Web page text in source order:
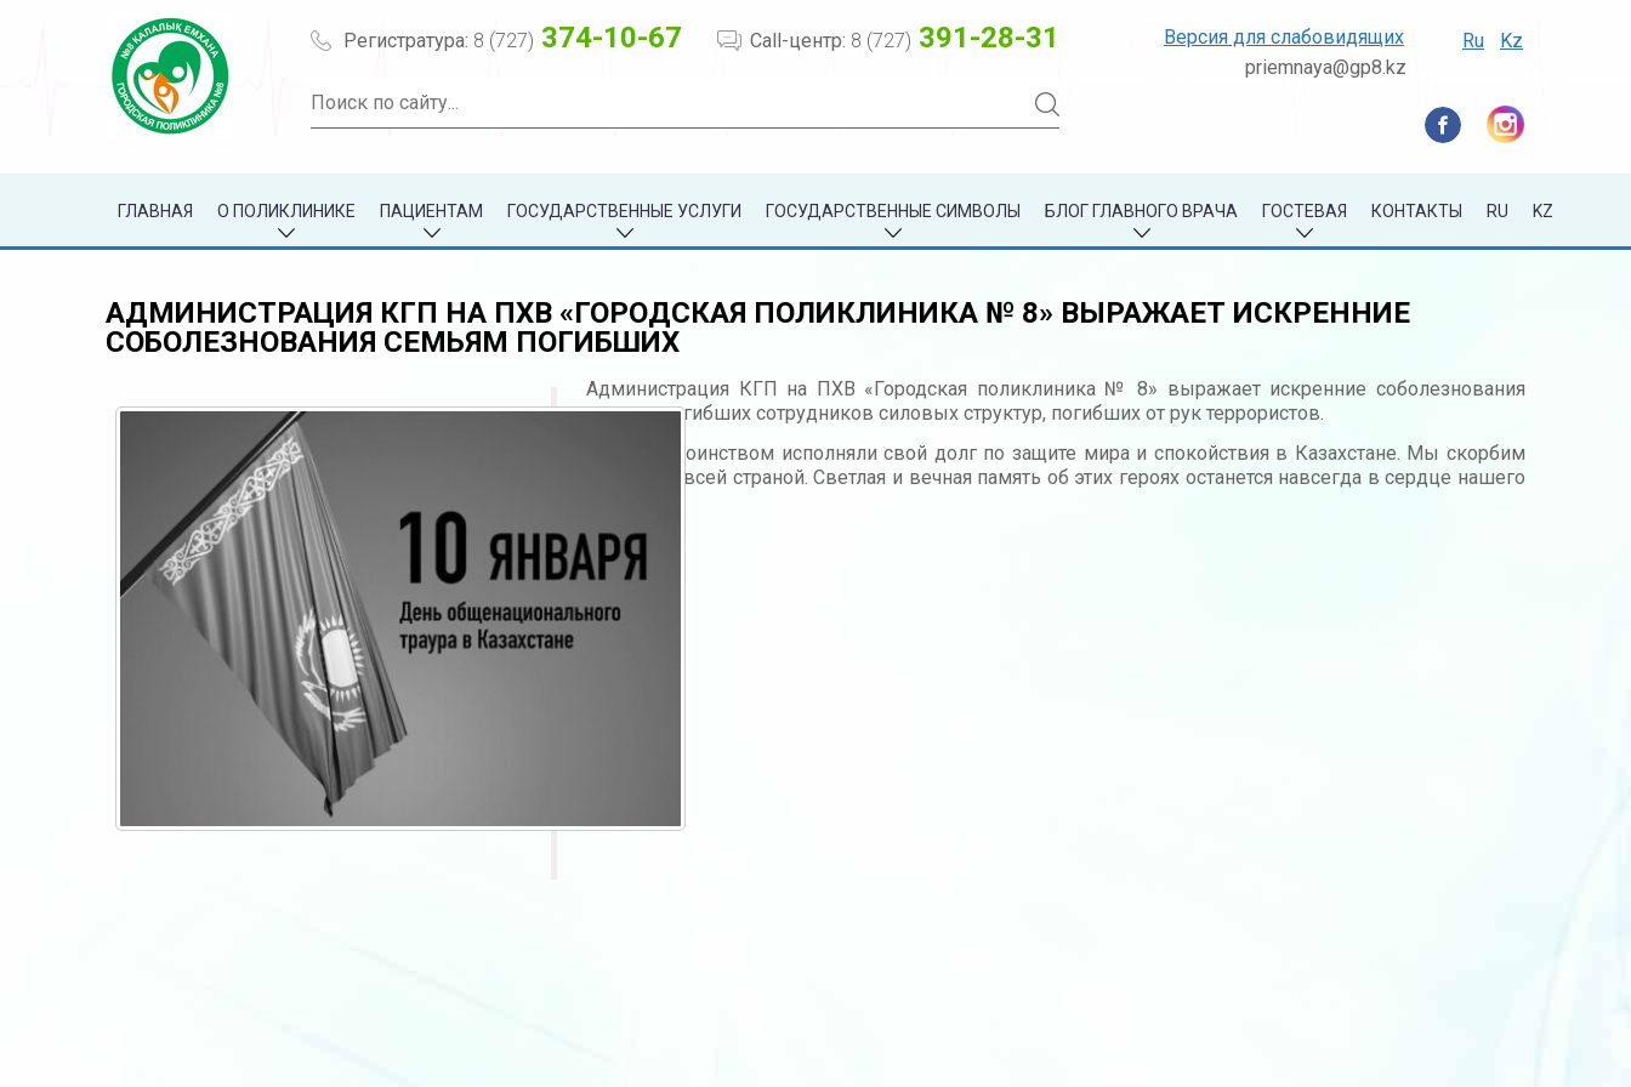
Регистратура: 8 (727) 374-10-67 Call-центр: 8 (727) 391-28-31
Версия для слабовидящих
priemnaya@gp8.kz
Ru Kz
ГЛАВНАЯ О ПОЛИКЛИНИКЕ ПАЦИЕНТАМ ГОСУДАРСТВЕННЫЕ УСЛУГИ ГОСУДАРСТВЕННЫЕ СИМВОЛЫ БЛОГ ГЛАВНОГО ВРАЧА ГОСТЕВАЯ КОНТАКТЫ RU KZ
АДМИНИСТРАЦИЯ КГП НА ПХВ «ГОРОДСКАЯ ПОЛИКЛИНИКА № 8» ВЫРАЖАЕТ ИСКРЕННИЕ
СОБОЛЕЗНОВАНИЯ СЕМЬЯМ ПОГИБШИХ
Администрация КГП на ПХВ «Городская поликлиника № 8» выражает искренние соболезнования
семьям погибших сотрудников силовых структур, погибших от рук террористов.
Они с достоинством исполняли свой долг по защите мира и спокойствия в Казахстане. Мы скорбим
вместе со всей страной. Светлая и вечная память об этих героях останется навсегда в сердце нашего